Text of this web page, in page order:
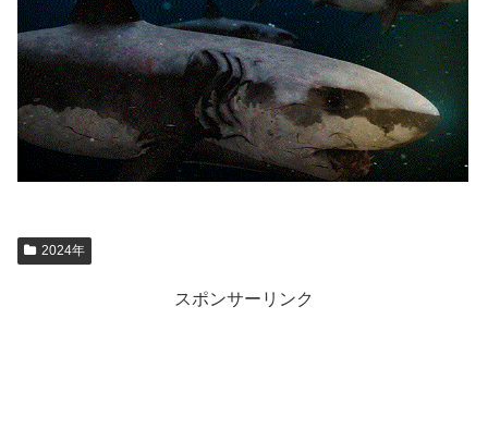
2024年
スポンサーリンク